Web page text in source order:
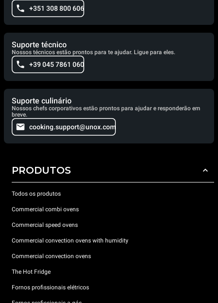
+351 308 800 606
Suporte técnico
Nossos técnicos estão prontos para te ajudar. Ligue para eles.
+39 045 7861 060
Suporte culinário
Nossos chefs corporativos estão prontos para ajudar e responderão em
breve.
cooking.support@unox.com
PRODUTOS
Todos os produtos
Commercial combi ovens
Commercial speed ovens
Commercial convection ovens with humidity
Commercial convection ovens
The Hot Fridge
Fornos profissionais elétricos